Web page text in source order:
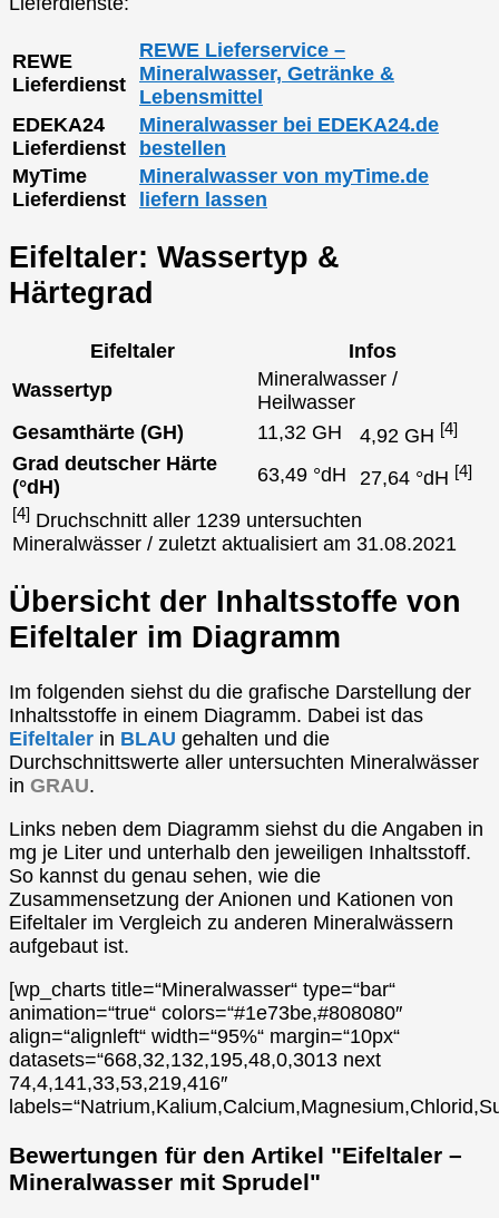
REWE
Lieferdienst
REWE Lieferservice –
Mineralwasser, Getränke &
Lebensmittel
EDEKA24
Lieferdienst
Mineralwasser bei EDEKA24.de
bestellen
MyTime
Lieferdienst
Mineralwasser von myTime.de
liefern lassen
Eifeltaler: Wassertyp &
Härtegrad
Eifeltaler
Infos
Wassertyp
Mineralwasser /
Heilwasser
Gesamthärte (GH)
11,32 GH 4,92 GH [4]
Grad deutscher Härte
(°dH)
63,49 °dH 27,64 °dH [4]
[4] Druchschnitt aller 1239 untersuchten
Mineralwässer / zuletzt aktualisiert am 31.08.2021
Übersicht der Inhaltsstoffe von
Eifeltaler im Diagramm
Im folgenden siehst du die grafische Darstellung der
Inhaltsstoffe in einem Diagramm. Dabei ist das
Eifeltaler in BLAU gehalten und die
Durchschnittswerte aller untersuchten Mineralwässer
in GRAU.
Links neben dem Diagramm siehst du die Angaben in
mg je Liter und unterhalb den jeweiligen Inhaltsstoff.
So kannst du genau sehen, wie die
Zusammensetzung der Anionen und Kationen von
Eifeltaler im Vergleich zu anderen Mineralwässern
aufgebaut ist.
[wp_charts title=“Mineralwasser“ type=“bar“
animation=“true“ colors=“#1e73be,#808080″
align=“alignleft“ width=“95%“ margin=“10px“
datasets=“668,32,132,195,48,0,3013 next
74,4,141,33,53,219,416″
Bewertungen für den Artikel "Eifeltaler –
Mineralwasser mit Sprudel"